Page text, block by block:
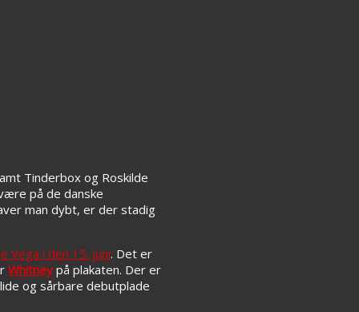
Tinderbox og Roskilde
på de danske
man dybt, er der stadig
Vega i den 15. juni. Det er
Whitney på plakaten. Der er
og sårbare debutplade